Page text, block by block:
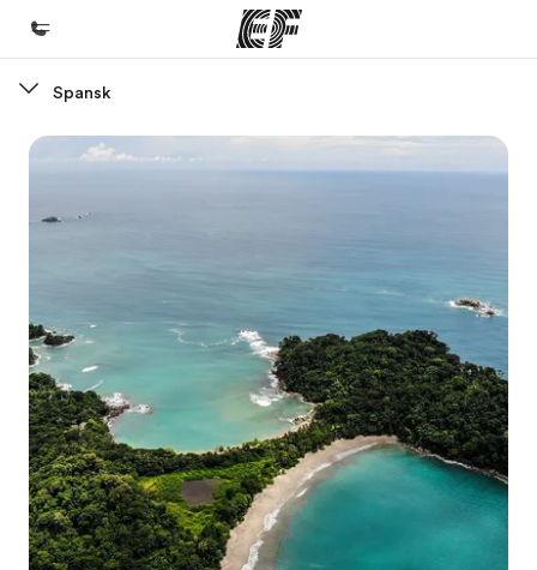
Velkommen til EF
Finn et kontor
Om oss
Hvem vi er
Karriere
Bli en del av vårt team
Spansk